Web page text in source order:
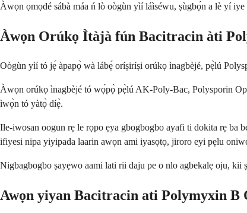
Àwọn ọmọdé sábà máa ń lò oògùn yìí láìséwu, ṣùgbọ́n a lè yí
Àwọn Orúkọ Ìtàjà fún Bacitracin àti
Oògùn yìí tó jẹ́ àpapọ̀ wà lábẹ́ oríṣiríṣi orúkọ ìnagbèjé, pẹ̀lú
Àwọn orúkọ ìnagbèjé tó wọ́pọ̀ pẹ̀lú AK-Poly-Bac, Polysporin
ìwọ̀n tó yàtọ̀ díẹ̀.
Ile-iwosan oogun rẹ le rọpo ẹya gbogbogbo ayafi ti dokita rẹ ba
ifiyesi nipa yiyipada laarin awọn ami iyasọtọ, jiroro eyi pẹlu
Nigbagbogbo ṣayẹwo aami lati rii daju pe o nlo agbekalẹ oju,
Awọn yiyan Bacitracin ati Polymyxin B